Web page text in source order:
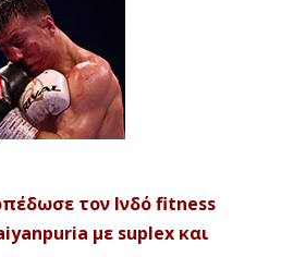
τον Ινδό fitness
με suplex και